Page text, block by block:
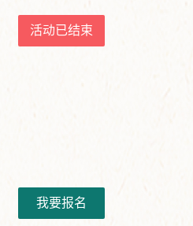
活动已结束
我要报名